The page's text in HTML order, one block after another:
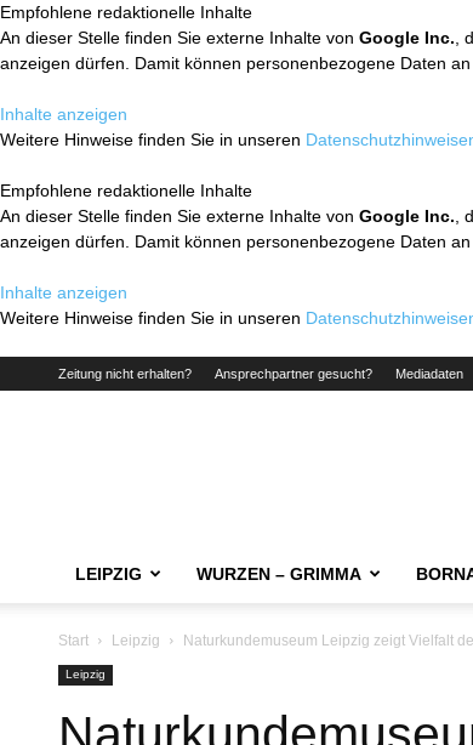
Empfohlene redaktionelle Inhalte
An dieser Stelle finden Sie externe Inhalte von Google Inc. ,
anzeigen dürfen. Damit können personenbezogene Daten
Inhalte anzeigen
Weitere Hinweise finden Sie in unseren
Empfohlene redaktionelle Inhalte
An dieser Stelle finden Sie externe Inhalte von Google Inc. ,
anzeigen dürfen. Damit können personenbezogene Daten
Inhalte anzeigen
Weitere Hinweise finden Sie in unseren
Zeitung nicht erhalten? Ansprechpartner gesucht? Mediadaten
LEIPZIG WURZEN – GRIMMA
Start Leipzig Naturkundemuseum Leipzig zeigt Vielfalt
Leipzig